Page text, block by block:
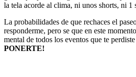
la tela acorde al clima, ni unos shorts, ni 1
La probabilidades de que rechaces el
responderme, pero se que en este
mental de todos los eventos que te
PONERTE!